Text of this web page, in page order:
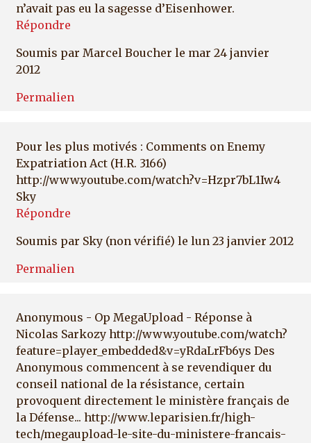
n’avait pas eu la sagesse d’Eisenhower.
Répondre
Soumis par Marcel Boucher le mar 24 janvier
2012
Permalien
Pour les plus motivés : Comments on Enemy
Expatriation Act (H.R. 3166)
http://www.youtube.com/watch?v=Hzpr7bL1Iw4
Sky
Répondre
Soumis par Sky (non vérifié) le lun 23 janvier 2012
Permalien
Anonymous - Op MegaUpload - Réponse à
Nicolas Sarkozy http://www.youtube.com/watch?
feature=player_embedded&v=yRdaLrFb6ys Des
Anonymous commencent à se revendiquer du
conseil national de la résistance, certain
provoquent directement le ministère français de
la Défense... http://www.leparisien.fr/high-
tech/megaupload-le-site-du-ministere-francais-